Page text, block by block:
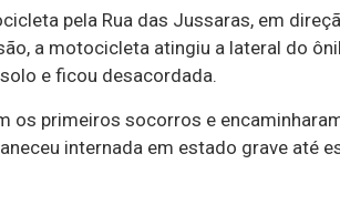
pela Rua das Jussaras, em
a motocicleta atingiu a lateral do
e ficou desacordada.
os primeiros socorros e
internada em estado grave até